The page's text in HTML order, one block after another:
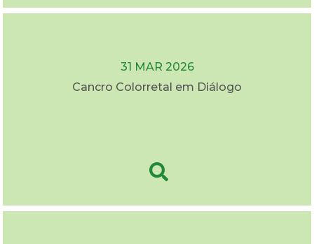
31 MAR 2026
Cancro Colorretal em Diálogo